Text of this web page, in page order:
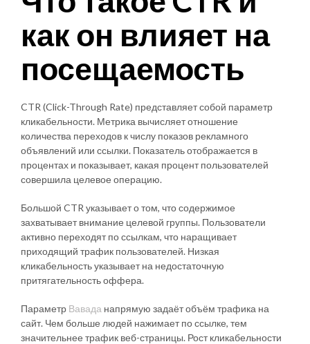
как он влияет на
посещаемость
CTR (Click-Through Rate) представляет собой параметр
кликабельности. Метрика вычисляет отношение
количества переходов к числу показов рекламного
объявлений или ссылки. Показатель отображается в
процентах и показывает, какая процент пользователей
совершила целевое операцию.
Большой CTR указывает о том, что содержимое
захватывает внимание целевой группы. Пользователи
активно переходят по ссылкам, что наращивает
приходящий трафик пользователей. Низкая
кликабельность указывает на недостаточную
притягательность оффера.
Параметр Вавада напрямую задаёт объём трафика на
сайт. Чем больше людей нажимает по ссылке, тем
значительнее трафик веб-страницы. Рост кликабельности